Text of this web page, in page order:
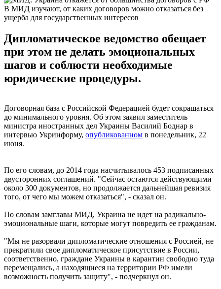
В МИД изучают, от каких договоров можно отказаться без
ущерба для государственных интересов
Дипломатическое ведомство обещает
при этом не делать эмоциональных
шагов и соблюсти необходимые
юридические процедуры.
Договорная база с Российской Федерацией будет сокращаться
до минимального уровня. Об этом заявил заместитель
министра иностранных дел Украины Василий Боднар в
интервью Укринформу, опубликованном в понедельник, 22
июня.
По его словам, до 2014 года насчитывалось 453 подписанных
двусторонних соглашений. "Сейчас остаются действующими
около 300 документов, но продолжается дальнейшая ревизия
того, от чего мы можем отказаться", - сказал он.
По словам замглавы МИД, Украина не идет на радикально-
эмоциональные шаги, которые могут повредить ее гражданам.
"Мы не разорвали дипломатические отношения с Россией, не
прекратили свое дипломатическое присутствие в России,
соответственно, граждане Украины в карантин свободно туда
перемещались, а находящиеся на территории РФ имели
возможность получить защиту", - подчеркнул он.